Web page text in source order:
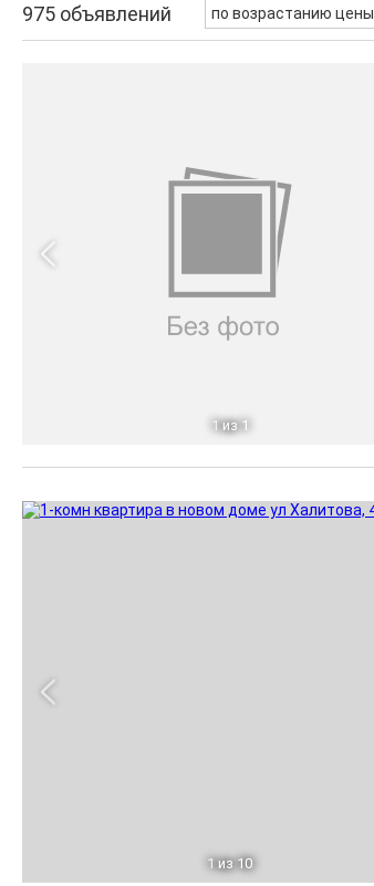
975 объявлений по возрастанию цены
1 из 1
1 из 10